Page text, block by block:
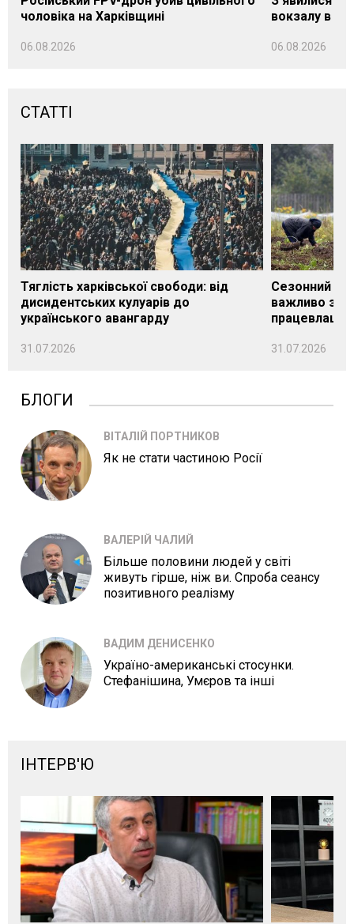
чоловіка на Харківщині
06.08.2026
вокзалу в
06.08.2026
СТАТТІ
Тяглість харківської свободи: від
дисидентських кулуарів до
українського авангарду
31.07.2026
Сезонний
важливо
31.07.2026
БЛОГИ
ВІТАЛІЙ ПОРТНИКОВ
Як не стати частиною Росії
ВАЛЕРІЙ ЧАЛИЙ
Більше половини людей у світі
живуть гірше, ніж ви. Спроба сеансу
позитивного реалізму
ВАДИМ ДЕНИСЕНКО
Україно-американські стосунки.
Стефанішина, Умєров та інші
ІНТЕРВ'Ю